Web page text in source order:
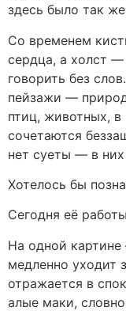
здесь было так
Со временем
сердца, а холст —
говорить без
пейзажи —
птиц, животных,
сочетаются
нет суеты — в
Хотелось бы
Сегодня её
На одной
медленно уходит
отражается в
алые маки,